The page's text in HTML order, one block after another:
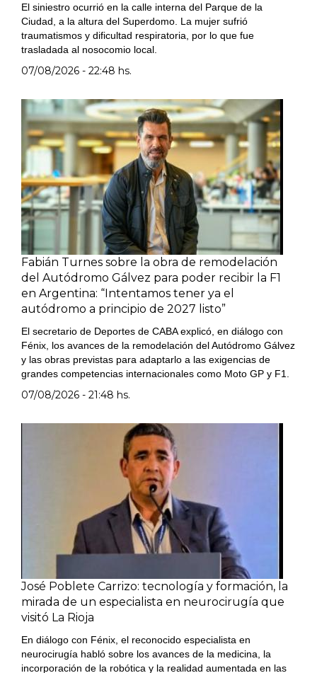
El siniestro ocurrió en la calle interna del Parque de la
Ciudad, a la altura del Superdomo. La mujer sufrió
traumatismos y dificultad respiratoria, por lo que fue
trasladada al nosocomio local.
07/08/2026 - 22:48 hs.
Fabián Turnes sobre la obra de remodelación
del Autódromo Gálvez para poder recibir la F1
en Argentina: “Intentamos tener ya el
autódromo a principio de 2027 listo”
El secretario de Deportes de CABA explicó, en diálogo con
Fénix, los avances de la remodelación del Autódromo Gálvez
y las obras previstas para adaptarlo a las exigencias de
grandes competencias internacionales como Moto GP y F1.
07/08/2026 - 21:48 hs.
José Poblete Carrizo: tecnología y formación, la
mirada de un especialista en neurocirugía que
visitó La Rioja
En diálogo con Fénix, el reconocido especialista en
neurocirugía habló sobre los avances de la medicina, la
incorporación de la robótica y la realidad aumentada en las